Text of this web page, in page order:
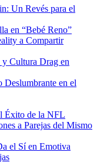
Un Revés para el
en “Bebé Reno”
a Compartir
Cultura Drag en
en el
Éxito de la NFL
a Parejas del Mismo
el Sí en Emotiva